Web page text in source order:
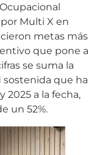
Multi X en
metas más
que pone a
se suma la
que ha
2025 a la fecha,
un 52%.